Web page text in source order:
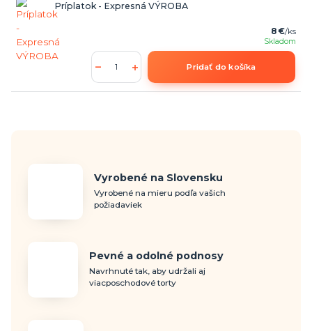
Príplatok - Expresná VÝROBA
8 €/ks
Skladom
Pridať do košíka
Vyrobené na Slovensku
Vyrobené na mieru podľa vašich
požiadaviek
Pevné a odolné podnosy
Navrhnuté tak, aby udržali aj
viacposchodové torty